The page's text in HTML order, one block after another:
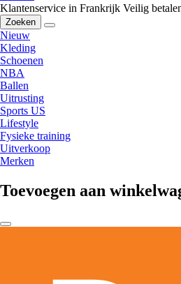
Klantenservice in Frankrijk Veilig
Zoeken
Nieuw
Kleding
Schoenen
NBA
Ballen
Uitrusting
Sports US
Lifestyle
Fysieke training
Uitverkoop
Merken
Toevoegen aan